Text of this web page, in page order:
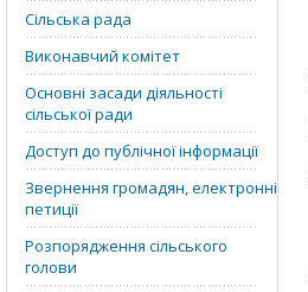
Сільська рада
Виконавчий комітет
Основні засади діяльності
сільської ради
Доступ до публічної інформації
Звернення громадян, електронні
петиції
Розпорядження сільського
голови